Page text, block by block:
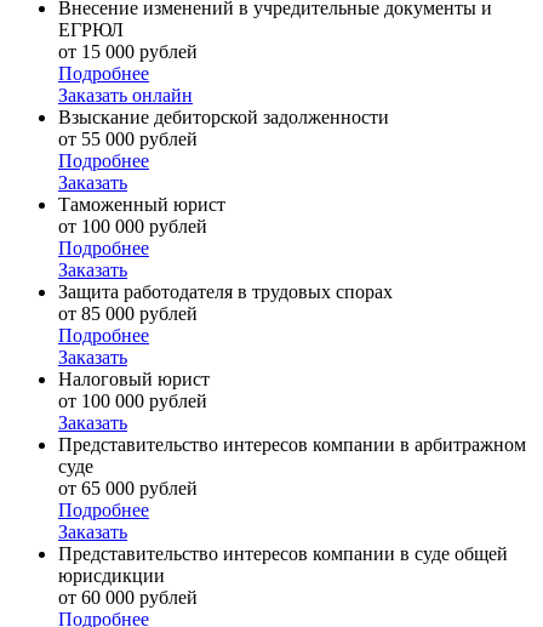
Внесение изменений в учредительные документы и
ЕГРЮЛ
от 15 000 рублей
Подробнее
Заказать онлайн
Взыскание дебиторской задолженности
от 55 000 рублей
Подробнее
Заказать
Таможенный юрист
от 100 000 рублей
Подробнее
Заказать
Защита работодателя в трудовых спорах
от 85 000 рублей
Подробнее
Заказать
Налоговый юрист
от 100 000 рублей
Заказать
Представительство интересов компании в арбитражном
суде
от 65 000 рублей
Подробнее
Заказать
Представительство интересов компании в суде общей
юрисдикции
от 60 000 рублей
Подробнее